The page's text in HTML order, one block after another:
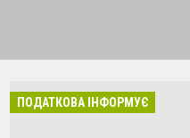
ПОДАТКОВА ІНФОРМУЄ